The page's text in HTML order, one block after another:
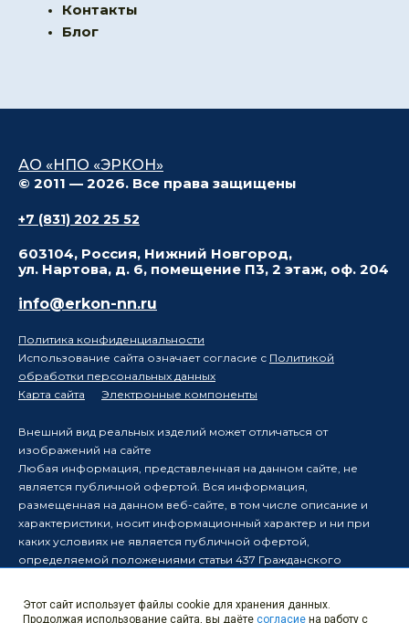
Контакты
Блог
АО «НПО «ЭРКОН»
© 2011 — 2026. Все права защищены
+7 (831) 202 25 52
603104, Россия, Нижний Новгород,
ул. Нартова, д. 6, помещение П3, 2 этаж, оф. 204
info@erkon-nn.ru
Политика конфиденциальности
Использование сайта означает согласие с Политикой
обработки персональных данных
Карта сайта
Электронные компоненты
Внешний вид реальных изделий может отличаться от
изображений на сайте
Любая информация, представленная на данном сайте, не
является публичной офертой. Вся информация,
размещенная на данном веб-сайте, в том числе описание и
характеристики, носит информационный характер и ни при
каких условиях не является публичной офертой,
определяемой положениями статьи 437 Гражданского
Производитель оставляет за собой право в одностороннем
порядке вносить изменения в информацию, размещенную на
Этот сайт использует файлы cookie для хранения данных.
Продолжая использование сайта, вы даёте согласие на работу с